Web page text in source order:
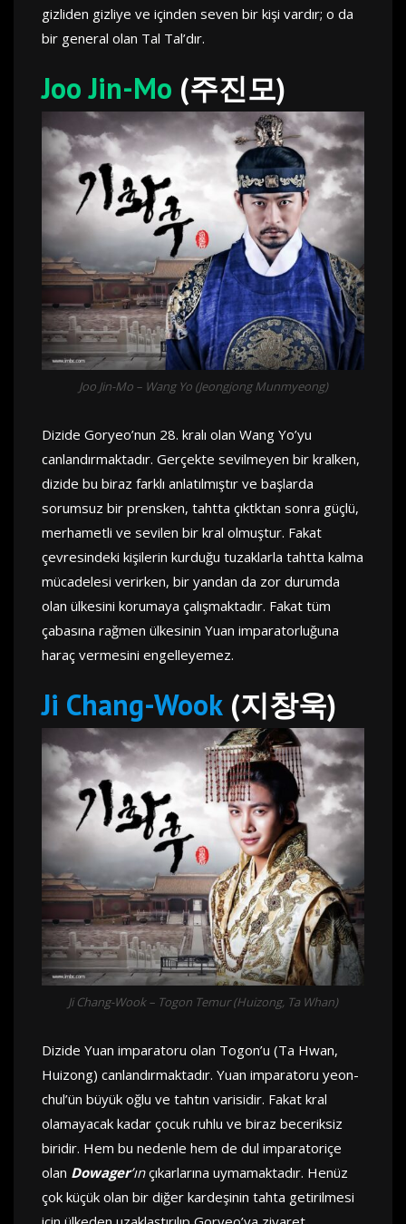
gizliden gizliye ve içinden seven bir kişi vardır; o da
bir general olan Tal Tal’dır.
Joo Jin-Mo (주진모)
Joo Jin-Mo – Wang Yo (Jeongjong Munmyeong)
Dizide Goryeo’nun 28. kralı olan Wang Yo’yu
canlandırmaktadır. Gerçekte sevilmeyen bir kralken,
dizide bu biraz farklı anlatılmıştır ve başlarda
sorumsuz bir prensken, tahtta çıktktan sonra güçlü,
merhametli ve sevilen bir kral olmuştur. Fakat
çevresindeki kişilerin kurduğu tuzaklarla tahtta kalma
mücadelesi verirken, bir yandan da zor durumda
olan ülkesini korumaya çalışmaktadır. Fakat tüm
çabasına rağmen ülkesinin Yuan imparatorluğuna
haraç vermesini engelleyemez.
Ji Chang-Wook (지창욱)
Ji Chang-Wook – Togon Temur (Huizong, Ta Whan)
Dizide Yuan imparatoru olan Togon’u (Ta Hwan,
Huizong) canlandırmaktadır. Yuan imparatoru yeon-
chul’ün büyük oğlu ve tahtın varisidir. Fakat kral
olamayacak kadar çocuk ruhlu ve biraz beceriksiz
biridir. Hem bu nedenle hem de dul imparatoriçe
olan Dowager’ınçıkarlarına uymamaktadır. Henüz
çok küçük olan bir diğer kardeşinin tahta getirilmesi